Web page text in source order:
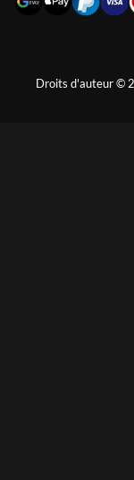
Droits d'auteur ©